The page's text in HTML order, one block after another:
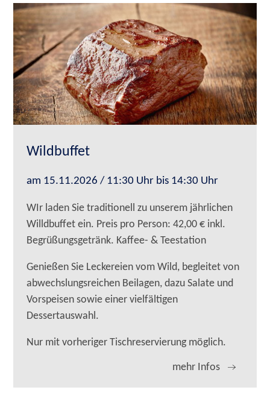
Wildbuffet
am 15.11.2026 / 11:30 Uhr bis 14:30 Uhr
WIr laden Sie traditionell zu unserem jährlichen
Willdbuffet ein. Preis pro Person: 42,00 € inkl.
Begrüßungsgetränk. Kaffee- & Teestation
Genießen Sie Leckereien vom Wild, begleitet von
abwechslungsreichen Beilagen, dazu Salate und
Vorspeisen sowie einer vielfältigen
Dessertauswahl.
Nur mit vorheriger Tischreservierung möglich.
mehr Infos